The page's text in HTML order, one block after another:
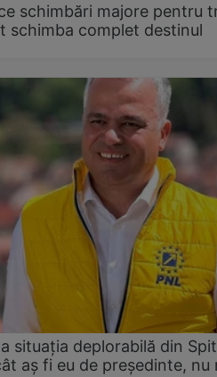
schimbări majore pentru
schimba complet destinul
situația deplorabilă din
aș fi eu de președinte, nu